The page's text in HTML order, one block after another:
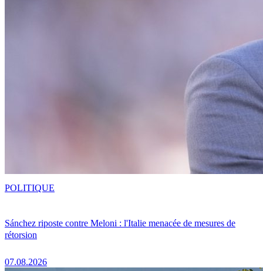
Sánchez riposte contre Meloni : l'Italie menacée de mesures de
rétorsion
07.08.2026
POLITIQUE